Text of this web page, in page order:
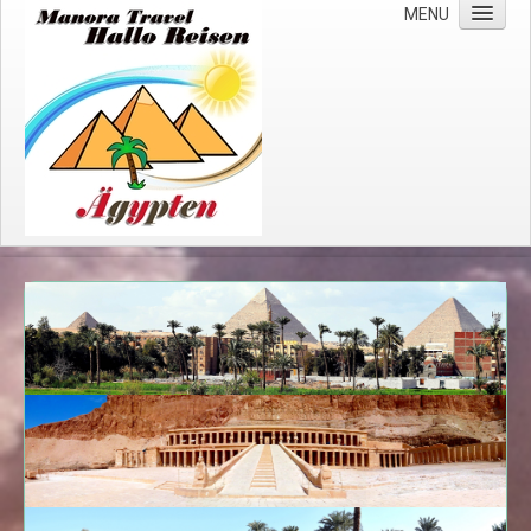
MENU
Über uns
Wichtige Hinweise
Impressum
Datenschutzerklärung
Kreuzfahrten